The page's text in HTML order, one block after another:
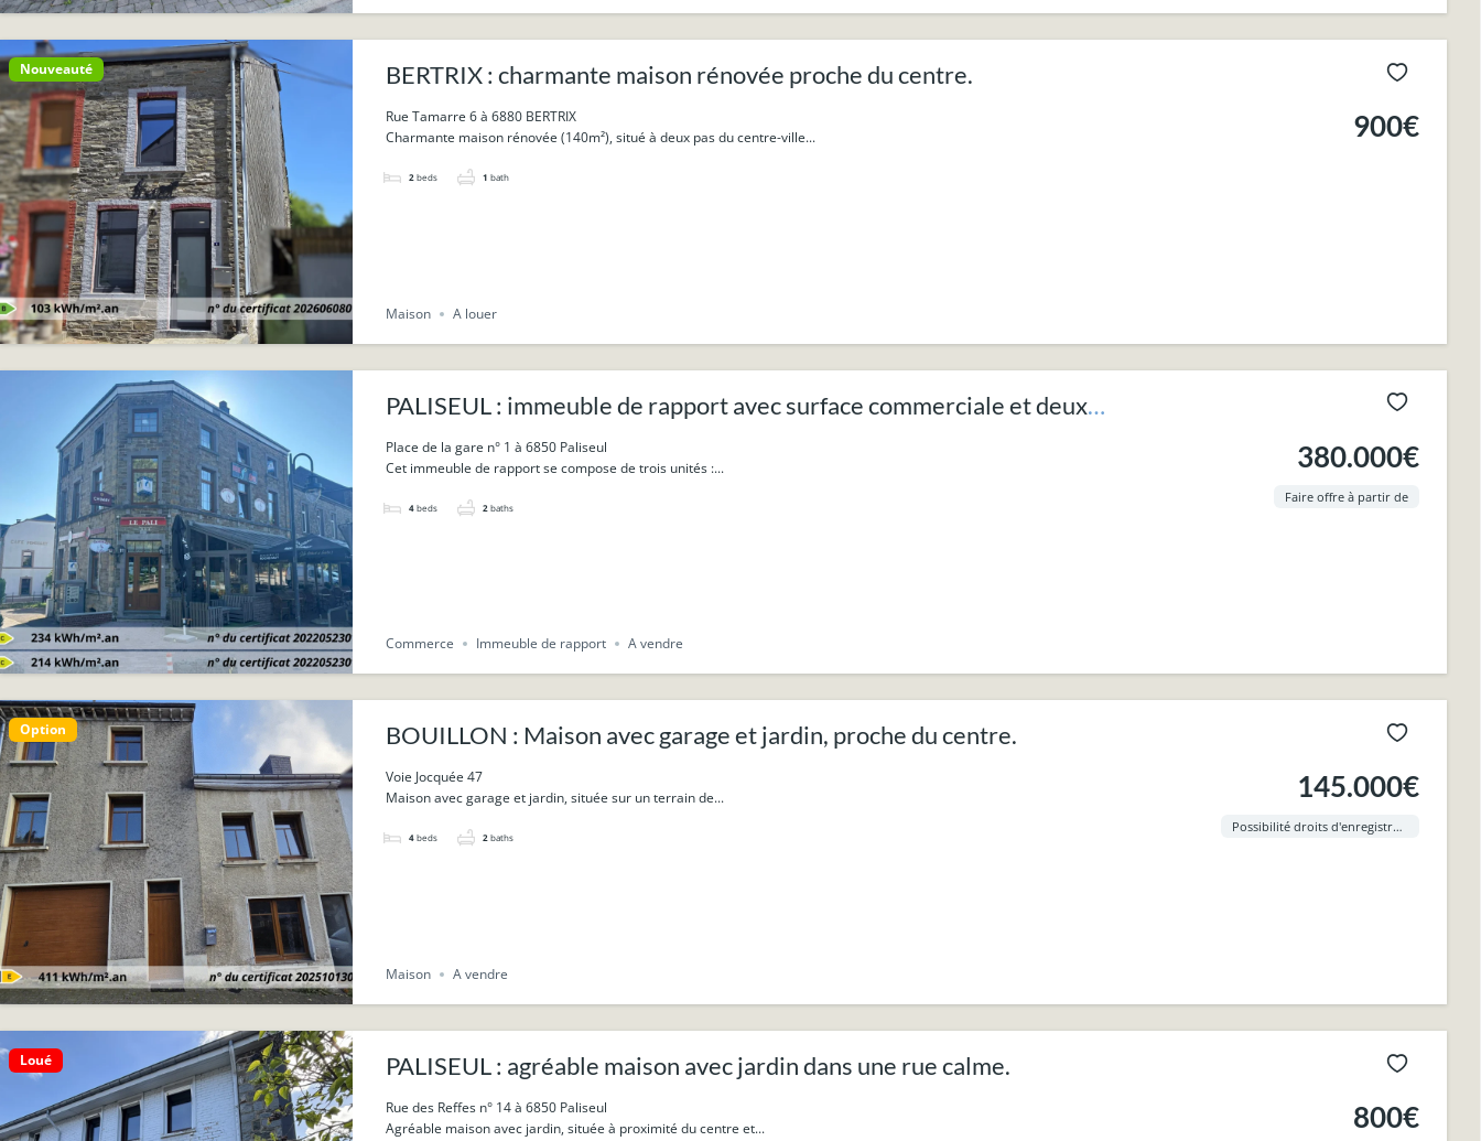
Nouveauté BERTRIX : charmante maison rénovée proche du centre.
Rue Tamarre 6 à 6880 BERTRIX
Charmante maison rénovée (140m²), situé à deux pas du centre-ville...
2 beds 1 bath
900€
Maison A louer
PALISEUL : immeuble de rapport avec surface commerciale et deux
appartements.
Place de la gare n° 1 à 6850 Paliseul
Cet immeuble de rapport se compose de trois unités :...
4 beds 2 baths
380.000€
Faire offre à partir de
Commerce Immeuble de rapport A vendre
Option BOUILLON : Maison avec garage et jardin, proche du centre.
Voie Jocquée 47
Maison avec garage et jardin, située sur un terrain de...
4 beds 2 baths
145.000€
Possibilité droits d'enregistrement à 3% !
Maison A vendre
Loué PALISEUL : agréable maison avec jardin dans une rue calme.
Rue des Reffes n° 14 à 6850 Paliseul
Agréable maison avec jardin, située à proximité du centre et...
800€